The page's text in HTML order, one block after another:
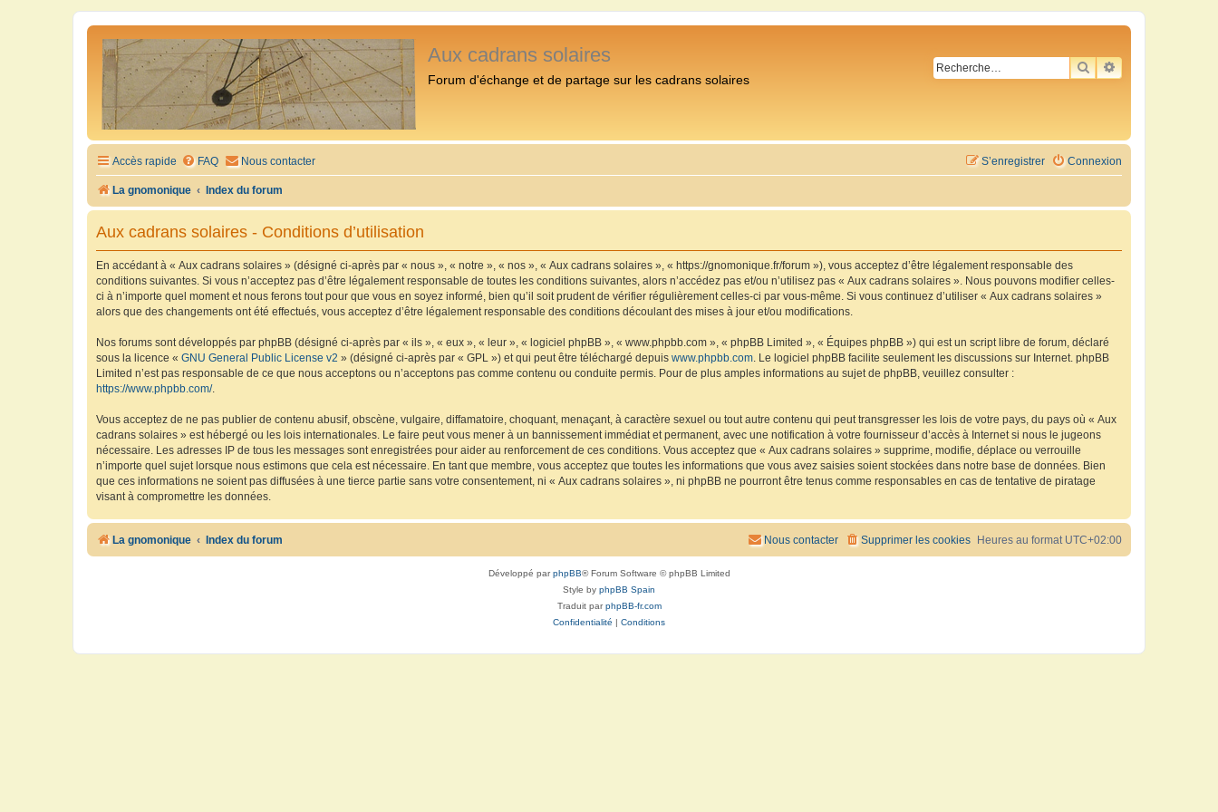
Aux cadrans solaires
Forum d'échange et de partage sur les cadrans solaires
RECHERCHER
RECHERCHE
Accès rapide FAQ Nous contacter Connexion
S’enregistrer
La gnomonique Index du forum
Aux cadrans solaires - Conditions d’utilisation
En accédant à « Aux cadrans solaires » (désigné ci-après par « nous », « notre », « nos », « Aux cadrans solaires », « https://gnomonique.fr/forum »), vous acceptez d’être légalement responsable des
conditions suivantes. Si vous n’acceptez pas d’être légalement responsable de toutes les conditions suivantes, alors n’accédez pas et/ou n’utilisez pas « Aux cadrans solaires ». Nous pouvons modifier celles-
ci à n’importe quel moment et nous ferons tout pour que vous en soyez informé, bien qu’il soit prudent de vérifier régulièrement celles-ci par vous-même. Si vous continuez d’utiliser « Aux cadrans solaires »
alors que des changements ont été effectués, vous acceptez d’être légalement responsable des conditions découlant des mises à jour et/ou modifications.
Nos forums sont développés par phpBB (désigné ci-après par « ils », « eux », « leur », « logiciel phpBB », « www.phpbb.com », « phpBB Limited », « Équipes phpBB ») qui est un script libre de forum, déclaré
sous la licence « GNU General Public License v2 » (désigné ci-après par « GPL ») et qui peut être téléchargé depuis www.phpbb.com. Le logiciel phpBB facilite seulement les discussions sur Internet. phpBB
Limited n’est pas responsable de ce que nous acceptons ou n’acceptons pas comme contenu ou conduite permis. Pour de plus amples informations au sujet de phpBB, veuillez consulter :
https://www.phpbb.com/.
Vous acceptez de ne pas publier de contenu abusif, obscène, vulgaire, diffamatoire, choquant, menaçant, à caractère sexuel ou tout autre contenu qui peut transgresser les lois de votre pays, du pays où « Aux
cadrans solaires » est hébergé ou les lois internationales. Le faire peut vous mener à un bannissement immédiat et permanent, avec une notification à votre fournisseur d’accès à Internet si nous le jugeons
nécessaire. Les adresses IP de tous les messages sont enregistrées pour aider au renforcement de ces conditions. Vous acceptez que « Aux cadrans solaires » supprime, modifie, déplace ou verrouille
n’importe quel sujet lorsque nous estimons que cela est nécessaire. En tant que membre, vous acceptez que toutes les informations que vous avez saisies soient stockées dans notre base de données. Bien
que ces informations ne soient pas diffusées à une tierce partie sans votre consentement, ni « Aux cadrans solaires », ni phpBB ne pourront être tenus comme responsables en cas de tentative de piratage
visant à compromettre les données.
La gnomonique Index du forum Heures au format UTC+02:00
Supprimer les cookies
Nous contacter
Développé parphpBB® Forum Software © phpBB Limited
Style by phpBB Spain
Traduit parphpBB-fr.com
Confidentialité
Conditions